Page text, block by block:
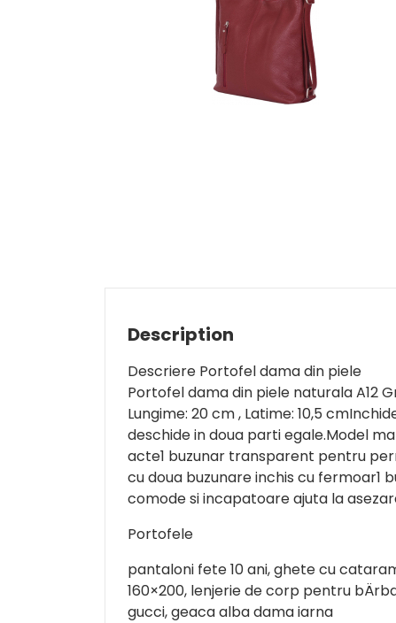
Description
Descriere Portofel dama din piele
Portofel dama din piele naturala A12
Lungime: 20 cm , Latime: 10,5
deschide in doua parti egale.Model
acte1 buzunar transparent pentru
cu doua buzunare inchis cu fermoar1
comode si incapatoare ajuta la
Portofele
pantaloni fete 10 ani, ghete cu
160×200, lenjerie de corp pentru
gucci, geaca alba dama iarna